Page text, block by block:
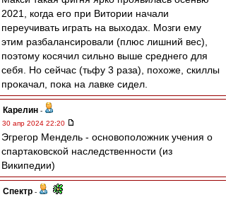
2021, когда его при Витории начали
переучивать играть на выходах. Мозги ему
этим разбалансировали (плюс лишний вес),
поэтому косячил сильно выше среднего для
себя. Но сейчас (тьфу 3 раза), похоже, скиллы
прокачал, пока на лавке сидел.
Карелин -
30 апр 2024 22:20
Эгрегор Мендель - основоположник учения о
спартаковской наследственности (из
Википедии)
Спектр -